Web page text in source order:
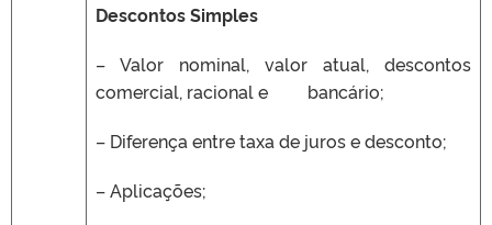
Descontos Simples
– Valor nominal, valor atual, descontos
comercial, racional e bancário;
– Diferença entre taxa de juros e desconto;
– Aplicações;